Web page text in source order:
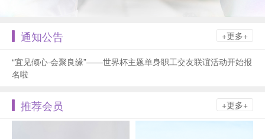
通知公告 +更多+
“宜见倾心·会聚良缘”——世界杯主题单身职工交友联谊活动开始报
名啦
推荐会员 +更多+